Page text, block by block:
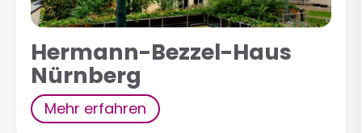
Hermann-Bezzel-Haus
Nürnberg
Mehr erfahren